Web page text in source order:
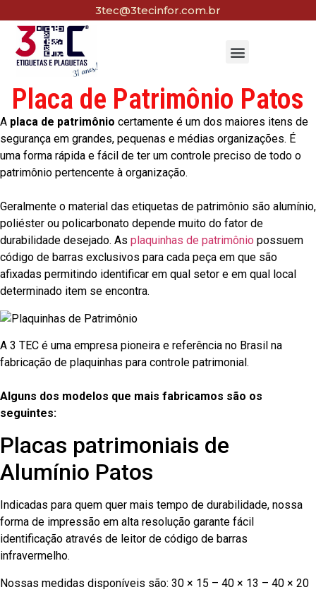
3tec@3tecinfor.com.br
Placa de Patrimônio Patos
A placa de patrimônio certamente é um dos maiores itens de
segurança em grandes, pequenas e médias organizações. É
uma forma rápida e fácil de ter um controle preciso de todo o
patrimônio pertencente à organização.
Geralmente o material das etiquetas de patrimônio são alumínio,
poliéster ou policarbonato depende muito do fator de
durabilidade desejado. As plaquinhas de patrimônio possuem
código de barras exclusivos para cada peça em que são
afixadas permitindo identificar em qual setor e em qual local
determinado item se encontra.
A 3 TEC é uma empresa pioneira e referência no Brasil na
fabricação de plaquinhas para controle patrimonial.
Alguns dos modelos que mais fabricamos são os
seguintes:
Placas patrimoniais de
Alumínio Patos
Indicadas para quem quer mais tempo de durabilidade, nossa
forma de impressão em alta resolução garante fácil
identificação através de leitor de código de barras
infravermelho.
Nossas medidas disponíveis são: 30 × 15 – 40 × 13 – 40 × 20